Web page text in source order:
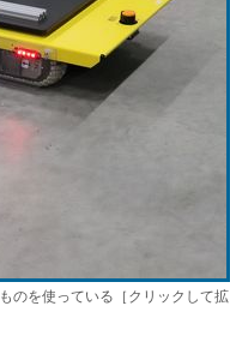
のを使っている［クリックして拡